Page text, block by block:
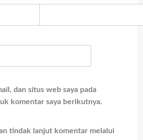
dan situs web saya pada
komentar saya berikutnya.
tindak lanjut komentar melalui